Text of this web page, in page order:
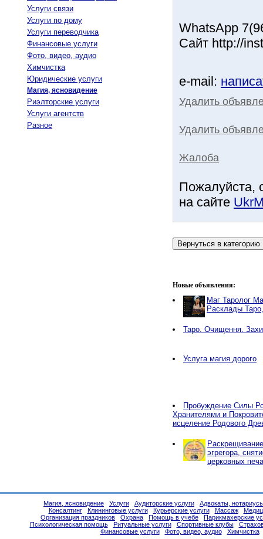
Услуги связи
Услуги по дому
Услуги переводчика
Финансовые услуги
Фото, видео, аудио
Химчистка
Юридические услуги
Магия, ясновидение
Риэлторские услуги
Услуги агентств
Разное
WhatsApp
Сайт http://
e-mail:
Удалить
Удалить
Жалоба
Пожалуйста,
на сайте
Новые объявления:
Маг Таролог
Расклады
Таро. Очищення.
Услуга магия дорого
Пробуждение Силы
Хранителями и
исцеление Родового
эгрегора,
церковных
Магия, ясновидение Услуги Аудиторские услуги
Адвокаты,
Консалтинг
Клининговые услуги Курьерские услуги Массаж
Организация праздников
Охрана Помощь в учебе
Парикмахерские
Психологическая помощь
Ритуальные услуги Спортивные клубы
Финансовые услуги
Фото, видео, аудио Химчистка